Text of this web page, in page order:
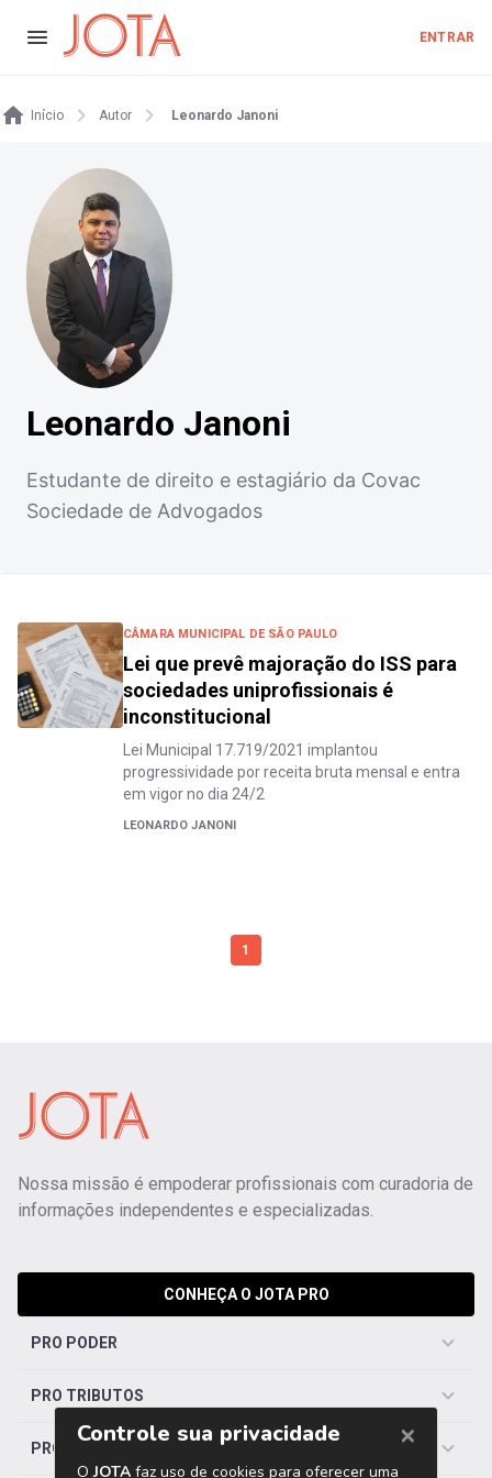
ENTRAR
Início Autor Leonardo Janoni
Leonardo Janoni
Estudante de direito e estagiário da Covac
Sociedade de Advogados
CÂMARA MUNICIPAL DE SÃO PAULO
Lei que prevê majoração do ISS para
sociedades uniprofissionais é
inconstitucional
Lei Municipal 17.719/2021 implantou
progressividade por receita bruta mensal e entra
em vigor no dia 24/2
LEONARDO JANONI
1
Nossa missão é empoderar profissionais com curadoria de
informações independentes e especializadas.
CONHEÇA O JOTA PRO
PRO PODER
PRO TRIBUTOS
PRO TRABALHISTA